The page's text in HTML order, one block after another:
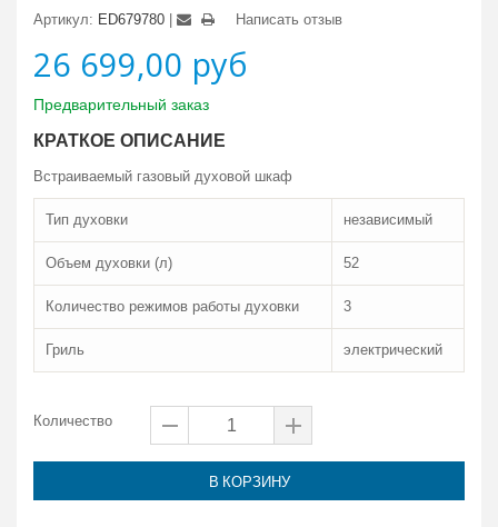
Артикул: ED679780 Написать отзыв
26 699,00 руб
Предварительный заказ
КРАТКОЕ ОПИСАНИЕ
Встраиваемый газовый духовой шкаф
Тип духовки независимый
Объем духовки (л) 52
Количество режимов работы духовки 3
Гриль электрический
Количество
В КОРЗИНУ